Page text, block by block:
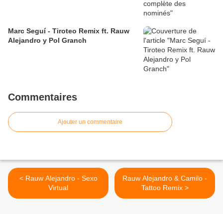
Marc Seguí - Tiroteo Remix ft. Rauw
Alejandro y Pol Granch
Commentaires
Ajouter un commentaire
< Rauw Alejandro - Sexo
Virtual
Rauw Alejandro & Camilo -
Tattoo Remix >